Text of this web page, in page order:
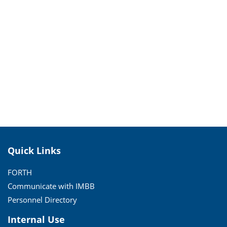
Quick Links
FORTH
Communicate with IMBB
Personnel Directory
Internal Use